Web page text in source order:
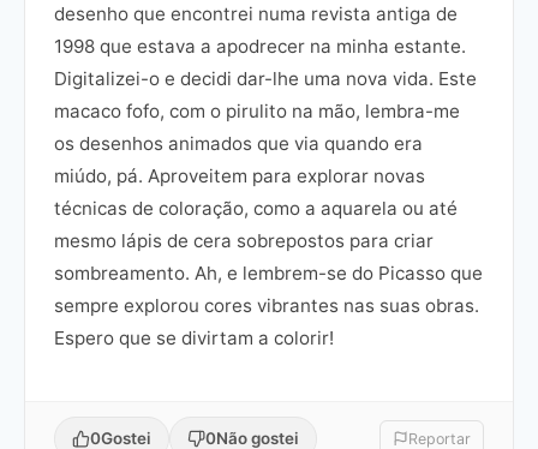
desenho que encontrei numa revista antiga de
1998 que estava a apodrecer na minha estante.
Digitalizei-o e decidi dar-lhe uma nova vida. Este
macaco fofo, com o pirulito na mão, lembra-me
os desenhos animados que via quando era
miúdo, pá. Aproveitem para explorar novas
técnicas de coloração, como a aquarela ou até
mesmo lápis de cera sobrepostos para criar
sombreamento. Ah, e lembrem-se do Picasso que
sempre explorou cores vibrantes nas suas obras.
Espero que se divirtam a colorir!
0Gostei 0Não gostei Reportar